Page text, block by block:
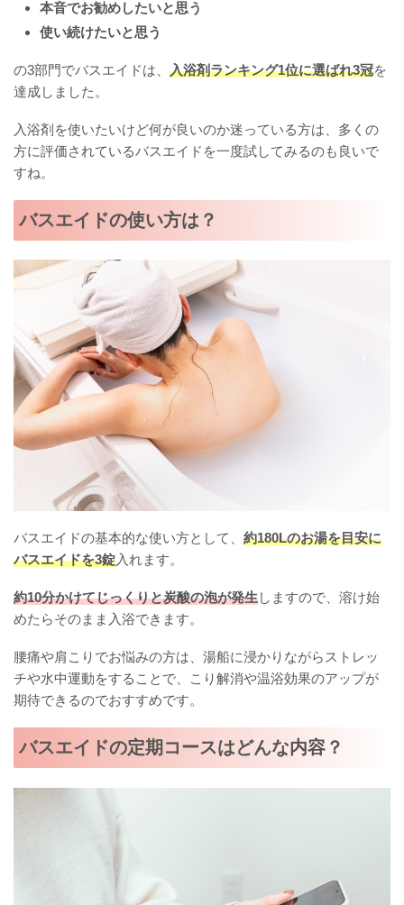
本音でお勧めしたいと思う
使い続けたいと思う
の3部門でバスエイドは、 入浴剤ランキング1位に選ばれ3冠を
達成しました。
入浴剤を使いたいけど何が良いのか迷っている方は、多くの
方に評価されているバスエイドを一度試してみるのも良いで
すね。
バスエイドの使い方は？
バスエイドの基本的な使い方として、 約180Lのお湯を目安に
バスエイドを3錠入れます。
約10分かけてじっくりと炭酸の泡が発生しますので、溶け始
めたらそのまま入浴できます。
腰痛や肩こりでお悩みの方は、湯船に浸かりながらストレッ
チや水中運動をすることで、こり解消や温浴効果のアップが
期待できるのでおすすめです。
バスエイドの定期コースはどんな内容？